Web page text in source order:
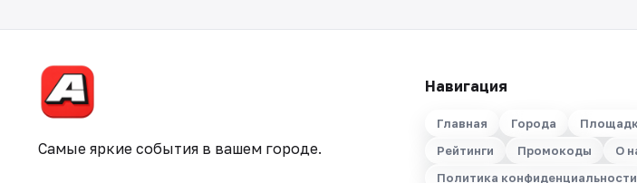
Самые яркие события в вашем городе.
Навигация
Главная Города
Рейтинги
Промокоды О
Политика конфиденциальности